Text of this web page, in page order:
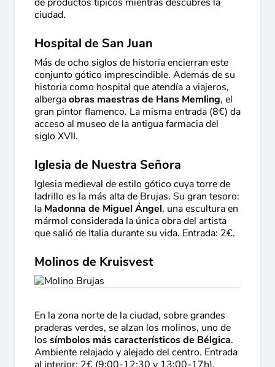
ciudad.
Hospital de San Juan
Más de ocho siglos de historia encierran este
conjunto gótico imprescindible. Además de su
historia como hospital que atendía a viajeros,
albergaobras maestras de Hans Memling, el
gran pintor flamenco. La misma entrada (8€) da
acceso al museo de la antigua farmacia del
siglo XVII.
Iglesia de Nuestra Señora
Iglesia medieval de estilo gótico cuya torre de
ladrillo es la más alta de Brujas. Su gran tesoro:
la Madonna de Miguel Ángel, una escultura en
mármol considerada la única obra del artista
que salió de Italia durante su vida. Entrada: 2€.
Molinos de Kruisvest
En la zona norte de la ciudad, sobre grandes
praderas verdes, se alzan los molinos, uno de
los símbolos más característicos de Bélgica.
Ambiente relajado y alejado del centro. Entrada